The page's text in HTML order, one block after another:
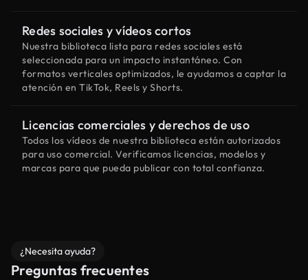
Redes sociales y vídeos cortos
Nuestra biblioteca lista para redes sociales está
seleccionada para un impacto instantáneo. Con
formatos verticales optimizados, le ayudamos a captar la
atención en TikTok, Reels y Shorts.
Licencias comerciales y derechos de uso
Todos los vídeos de nuestra biblioteca están autorizados
para uso comercial. Verificamos licencias, modelos y
marcas para que pueda publicar con total confianza.
¿Necesita ayuda?
Preguntas frecuentes